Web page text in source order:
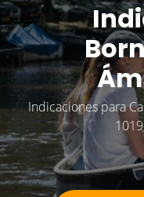
Indicaciones para